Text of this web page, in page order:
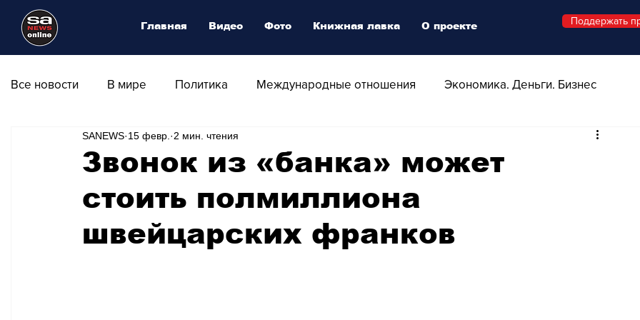
Все новости В мире Политика Международные отношения Экономика. Деньги. Бизнес
Общество Армия Аналитика
Транспорт Культура Магия искусства Swiss Афиша
Звонок из «банка» может
стоить полмиллиона
швейцарских франков
SANEWS 15 февр. 2 мин. чтения
Главная Видео Фото Книжная лавка О проекте Поддержать